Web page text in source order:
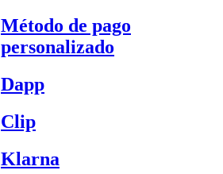
Método de pago
personalizado
Dapp
Clip
Klarna